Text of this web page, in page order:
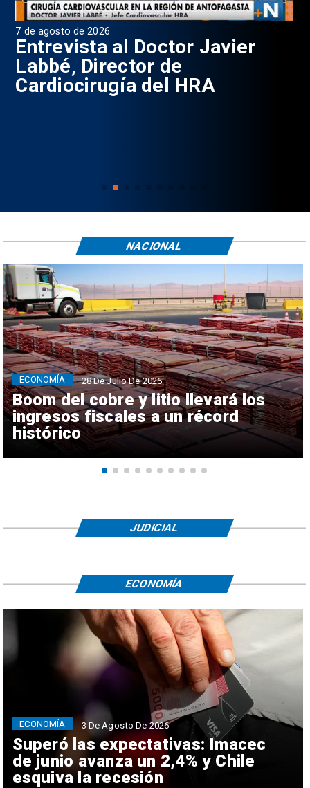
7 de agosto de 2026
Entrevista al Doctor Javier
Labbé, Director de
Cardiocirugía del HRA
Boom del cobre y litio llevará los
ingresos fiscales a un récord
histórico
ECONOMÍA 28 De Julio De 2026
NACIONAL
JUDICIAL
Superó las expectativas: Imacec
de junio avanza un 2,4% y Chile
esquiva la recesión
ECONOMÍA 3 De Agosto De 2026
ECONOMÍA